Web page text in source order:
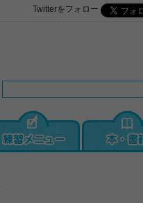
Twitterをフォロー